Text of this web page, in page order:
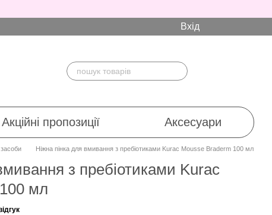
Вхід
Акційні пропозиції Аксесуари
Ніжна пінка для вмивання з пребіотиками Kurac Mousse Braderm 100 мл
з пребіотиками Kurac
мл